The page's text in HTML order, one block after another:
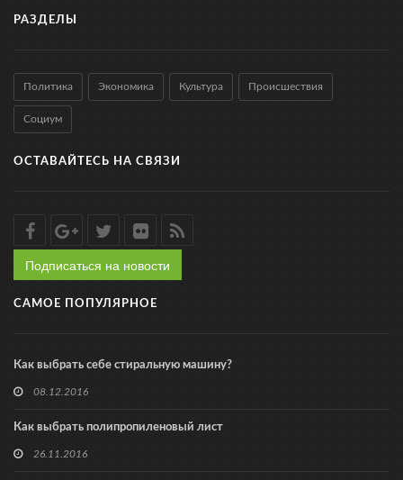
РАЗДЕЛЫ
Политика Экономика Культура Происшествия
Социум
ОСТАВАЙТЕСЬ НА СВЯЗИ
Подписаться на новости
САМОЕ ПОПУЛЯРНОЕ
Как выбрать себе стиральную машину?
08.12.2016
Как выбрать полипропиленовый лист
26.11.2016